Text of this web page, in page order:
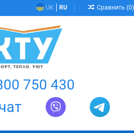
UK RU Сравнить (0)
750 430